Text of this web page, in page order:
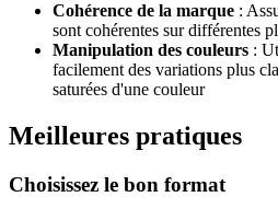
Cohérence de la marque :
sont cohérentes sur différentes
Manipulation des couleurs :
facilement des variations plus
saturées d'une couleur
Meilleures pratiques
Choisissez le bon format